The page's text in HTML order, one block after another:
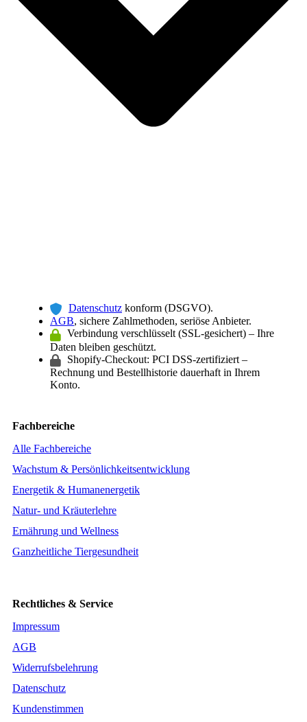
Datenschutz konform (DSGVO).
AGB, sichere Zahlmethoden, seriöse Anbieter.
Verbindung verschlüsselt (SSL-gesichert) – Ihre
Daten bleiben geschützt.
Shopify-Checkout: PCI DSS-zertifiziert –
Rechnung und Bestellhistorie dauerhaft in Ihrem
Konto.
Fachbereiche
Alle Fachbereiche
Wachstum & Persönlichkeitsentwicklung
Energetik & Humanenergetik
Natur- und Kräuterlehre
Ernährung und Wellness
Ganzheitliche Tiergesundheit
Rechtliches & Service
Impressum
AGB
Widerrufsbelehrung
Datenschutz
Kundenstimmen